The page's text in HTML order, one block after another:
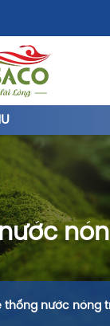
thống nước nóng